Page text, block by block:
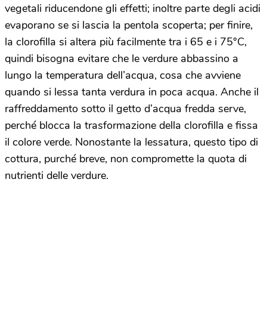
vegetali riducendone gli effetti; inoltre parte degli acidi
evaporano se si lascia la pentola scoperta; per finire,
la clorofilla si altera più facilmente tra i 65 e i 75°C,
quindi bisogna evitare che le verdure abbassino a
lungo la temperatura dell’acqua, cosa che avviene
quando si lessa tanta verdura in poca acqua. Anche il
raffreddamento sotto il getto d’acqua fredda serve,
perché blocca la trasformazione della clorofilla e fissa
il colore verde. Nonostante la lessatura, questo tipo di
cottura, purché breve, non compromette la quota di
nutrienti delle verdure.